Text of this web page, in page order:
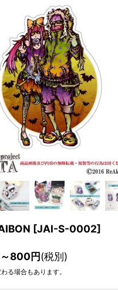
[JAI-S-0002]
～800円(税別)
る場合もあります。